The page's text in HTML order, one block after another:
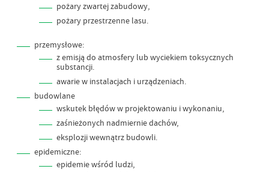
pożary zwartej zabudowy,
pożary przestrzenne lasu.
przemysłowe:
z emisją do atmosfery lub wyciekiem toksycznych
substancji.
awarie w instalacjach i urządzeniach.
budowlane
wskutek błędów w projektowaniu i wykonaniu,
zaśnieżonych nadmiernie dachów,
eksplozji wewnątrz budowli.
epidemiczne:
epidemie wśród ludzi,